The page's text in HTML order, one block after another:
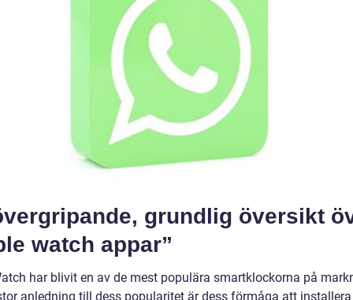
grundlig översikt
watch appar”
har blivit en av de mest populära smartklockorna på
anledning till dess popularitet är dess förmåga att